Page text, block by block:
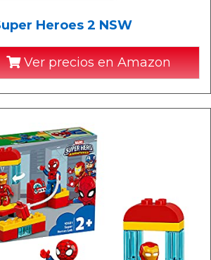
Heroes 2 NSW
Ver precios en Amazon